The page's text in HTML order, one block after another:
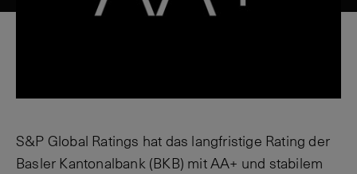
S&P Global Ratings hat das langfristige Rating der
Basler Kantonalbank (BKB) mit AA+ und stabilem